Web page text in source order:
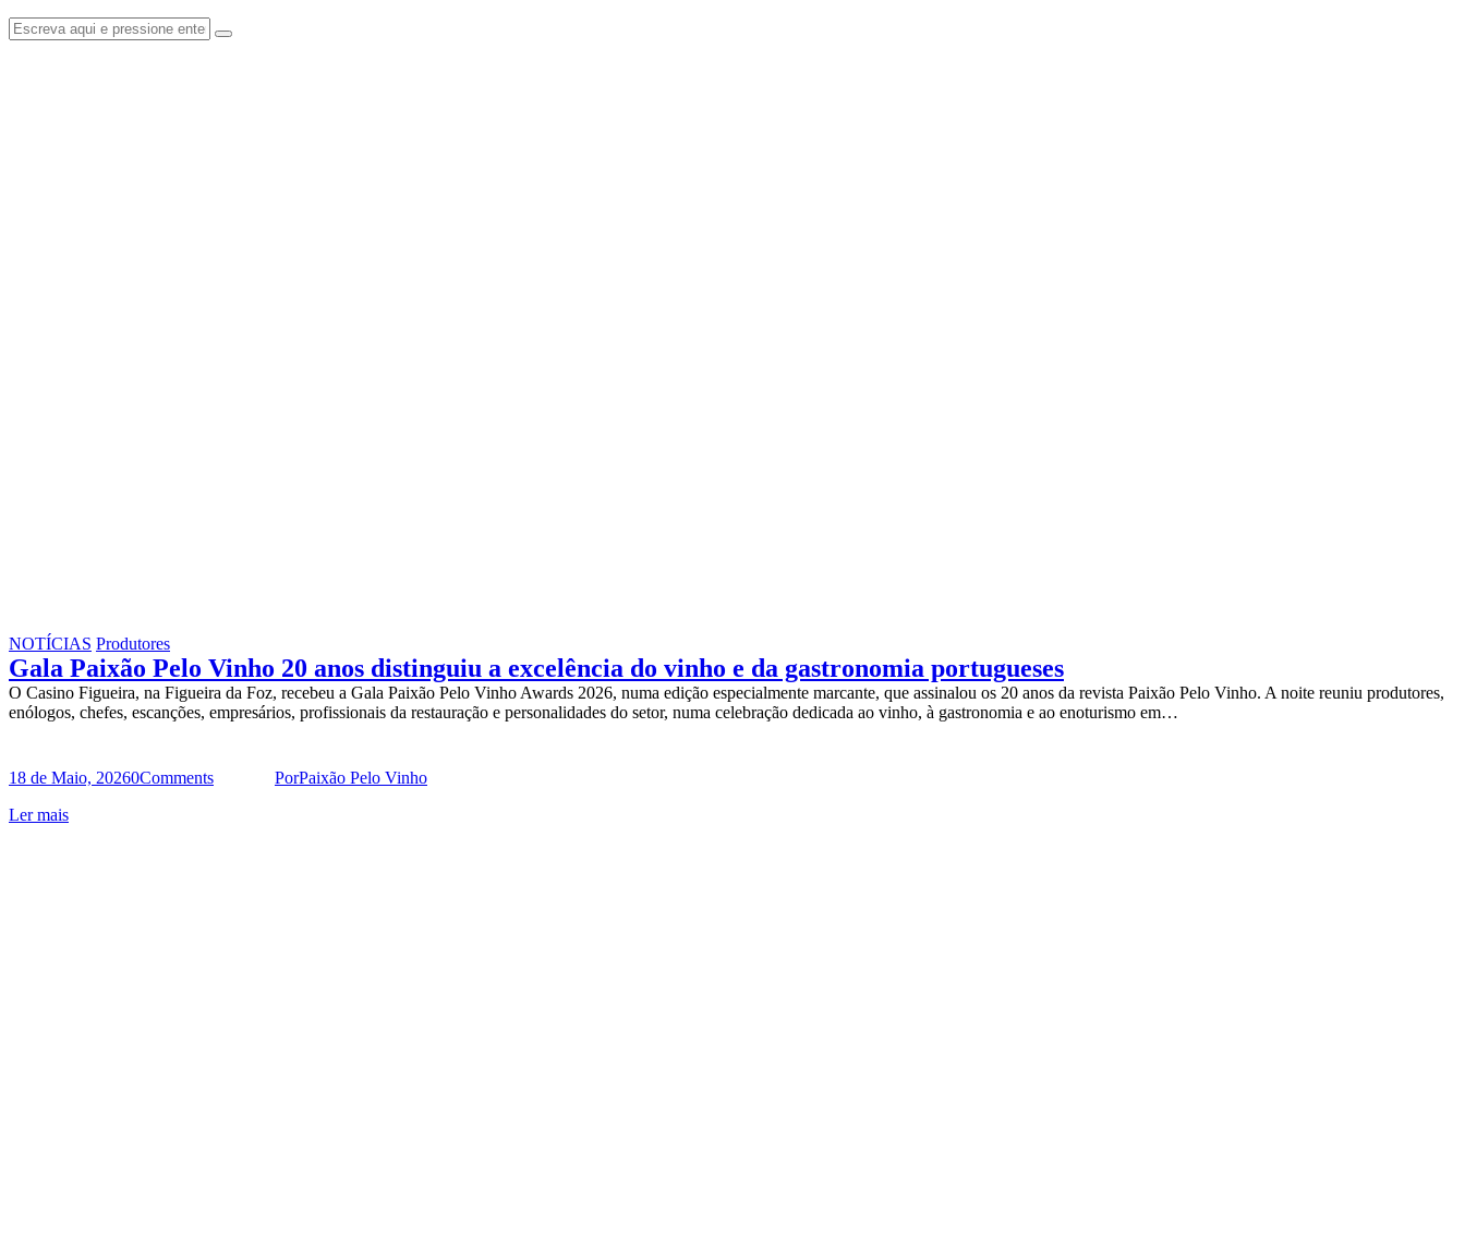
NOTÍCIAS Produtores
Gala Paixão Pelo Vinho 20 anos distinguiu a excelência do vinho e da gastronomia portugueses
O Casino Figueira, na Figueira da Foz, recebeu a Gala Paixão Pelo Vinho Awards 2026, numa edição especialmente marcante, que assinalou os 20 anos da revista Paixão Pelo Vinho. A noite reuniu produtores,
enólogos, chefes, escanções, empresários, profissionais da restauração e personalidades do setor, numa celebração dedicada ao vinho, à gastronomia e ao enoturismo em…
18 de Maio, 20260Comments PorPaixão Pelo Vinho
Ler mais